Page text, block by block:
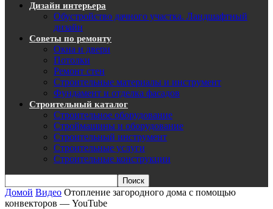
Дизайн интерьера
Обустройство дачного участка. Ландшафтный
дизайн
Советы по ремонту
Окна и двери
Потолки
Ремонт стен
Строительные материалы и инструмент
Фундамент и отделка фасадов
Строительный каталог
Строительное оборудование
Строймашины и оборудование
Строительный инструмент
Строительные услуги
Строительные конструкции
Домой Видео Отопление загородного дома с помощью
конвекторов — YouTube